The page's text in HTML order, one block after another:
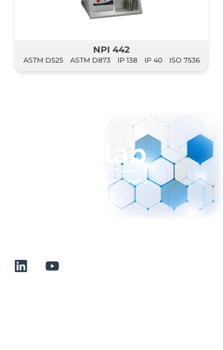
NPI 442
ASTM D525 ASTM D873 IP 138 IP 40 ISO 7536
sales@normalab.com